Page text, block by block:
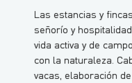
Las estancias y
señorío y
vida activa y de
con la naturaleza.
vacas, elaboración